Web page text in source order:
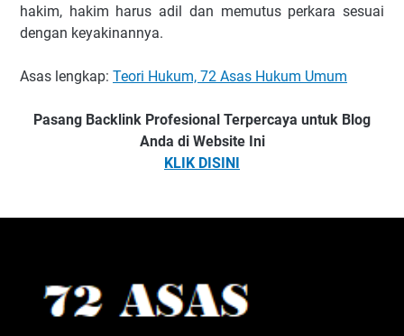
hakim, hakim harus adil dan memutus perkara sesuai
dengan keyakinannya.
Asas lengkap: Teori Hukum, 72 Asas Hukum Umum
Pasang Backlink Profesional Terpercaya untuk Blog
Anda di Website Ini
KLIK DISINI